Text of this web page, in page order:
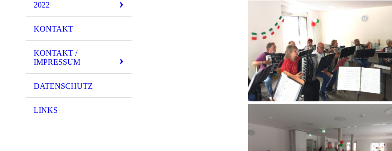
2022
KONTAKT
KONTAKT /
IMPRESSUM
DATENSCHUTZ
LINKS